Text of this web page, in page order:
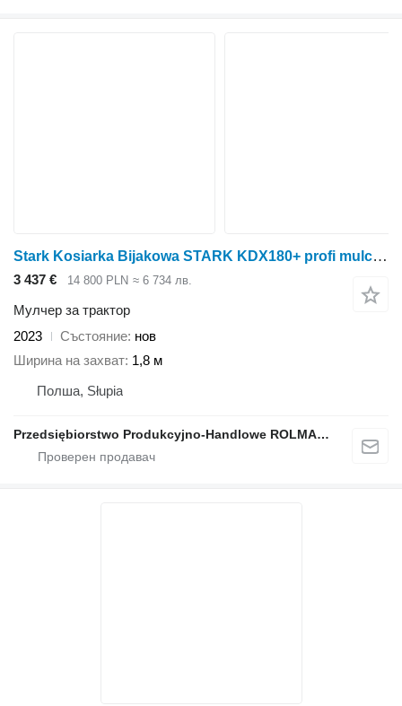
Stark Kosiarka Bijakowa STARK KDX180+ profi mulczer bijakówka 180
3 437 € 14 800 PLN ≈ 6 734 лв.
Мулчер за трактор
2023
Състояние нов
Ширина на захват 1,8 м
Полша, Słupia
Przedsiębiorstwo Produkcyjno-Handlowe ROLMAPOL Marcin Dziekan